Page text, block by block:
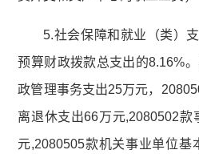
5.社会保障和就业（类）
预算财政拨款总支出的8.16%
政管理事务支出25万元，
离退休支出66万元,2080502款
元,2080505款机关事业单位基